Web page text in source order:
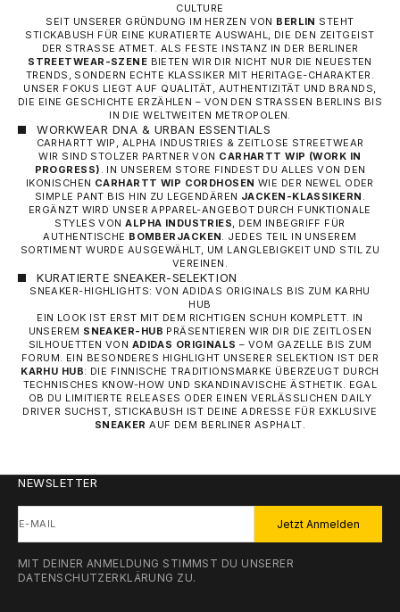
CULTURE
SEIT UNSERER GRÜNDUNG IM HERZEN VON BERLIN STEHT
STICKABUSH FÜR EINE KURATIERTE AUSWAHL, DIE DEN ZEITGEIST
DER STRASSE ATMET. ALS FESTE INSTANZ IN DER BERLINER
STREETWEAR-SZENE BIETEN WIR DIR NICHT NUR DIE NEUESTEN
TRENDS, SONDERN ECHTE KLASSIKER MIT HERITAGE-CHARAKTER.
UNSER FOKUS LIEGT AUF QUALITÄT, AUTHENTIZITÄT UND BRANDS,
DIE EINE GESCHICHTE ERZÄHLEN – VON DEN STRASSEN BERLINS BIS I
N DIE WELTWEITEN METROPOLEN.
WORKWEAR DNA & URBAN ESSENTIALS
CARHARTT WIP, ALPHA INDUSTRIES & ZEITLOSE STREETWEAR
WIR SIND STOLZER PARTNER VON CARHARTT WIP (WORK IN
PROGRESS)
. IN UNSEREM STORE FINDEST DU ALLES VON DEN
IKONISCHEN CARHARTT WIP CORDHOSENWIE DER NEWEL ODER
SIMPLE PANT BIS HIN ZU LEGENDÄREN JACKEN-KLASSIKERN
ERGÄNZT WIRD UNSER APPAREL-ANGEBOT DURCH FUNKTIONALE
STYLES VONALPHA INDUSTRIES , DEM INBEGRIFF FÜR
AUTHENTISCHE BOMBERJACKEN
. JEDES TEIL IN UNSEREM
SORTIMENT WURDE AUSGEWÄHLT, UM LANGLEBIGKEIT UND STIL ZU
VEREINEN.
KURATIERTE SNEAKER-SELEKTION
SNEAKER-HIGHLIGHTS: VON ADIDAS ORIGINALS BIS ZUM KARHU
HUB
EIN LOOK IST ERST MIT DEM RICHTIGEN SCHUH KOMPLETT. IN
UNSEREM SNEAKER-HUB PRÄSENTIEREN WIR DIR DIE ZEITLOSEN
SILHOUETTEN VON ADIDAS ORIGINALS – VOM GAZELLE BIS ZUM
FORUM. EIN BESONDERES HIGHLIGHT UNSERER SELEKTION IST DER
KARHU HUB: DIE FINNISCHE TRADITIONSMARKE ÜBERZEUGT DURCH
TECHNISCHES KNOW-HOW UND SKANDINAVISCHE ÄSTHETIK. EGAL
OB DU LIMITIERTE RELEASES ODER EINEN VERLÄSSLICHEN DAILY
DRIVER SUCHST, STICKABUSH IST DEINE ADRESSE FÜR EXKLUSIVE
SNEAKER AUF DEM BERLINER ASPHALT.
NEWSLETTER
E-MAIL Jetzt Anmelden
MIT DEINER ANMELDUNG STIMMST DU UNSERER
DATENSCHUTZERKLÄRUNG ZU.